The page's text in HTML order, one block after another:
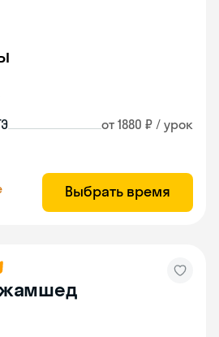
от 1880 ₽ / урок
Выбрать время